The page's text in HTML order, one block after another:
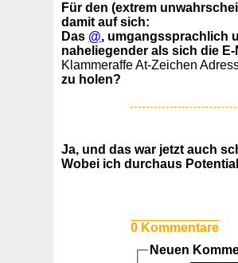
Für den (extrem
damit auf sich:
Das @, umgangssprachlich
naheliegender als sich die
Klammeraffe At-Zeichen
zu holen?
Ja, und das war jetzt auch
Wobei ich durchaus
0 Kommentare
Neuen